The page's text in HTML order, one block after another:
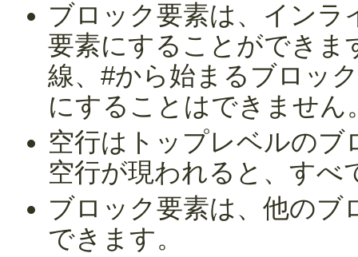
ブロック要素は、インラ
要素にすることができま
線、#から始まるブロッ
にすることはできません
空行はトップレベルのブ
空行が現われると、すべ
ブロック要素は、他のブ
できます。